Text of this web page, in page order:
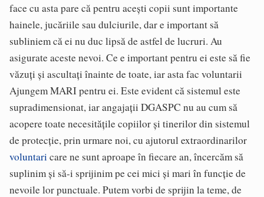
face cu asta pare că pentru aceşti copii sunt importante
hainele, jucăriile sau dulciurile, dar e important să
subliniem că ei nu duc lipsă de astfel de lucruri. Au
asigurate aceste nevoi. Ce e important pentru ei este să fie
văzuţi şi ascultaţi înainte de toate, iar asta fac voluntarii
Ajungem MARI pentru ei. Este evident că sistemul este
supradimensionat, iar angajaţii DGASPC nu au cum să
acopere toate necesităţile copiilor şi tinerilor din sistemul
de protecţie, prin urmare noi, cu ajutorul extraordinarilor
voluntari care ne sunt aproape în fiecare an, încercăm să
suplinim şi să-i sprijinim pe cei mici şi mari în funcţie de
nevoile lor punctuale. Putem vorbi de sprijin la teme, de